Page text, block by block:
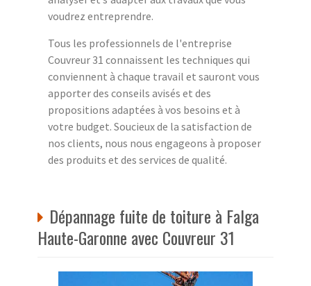
voudrez entreprendre.
Tous les professionnels de l'entreprise
Couvreur 31 connaissent les techniques qui
conviennent à chaque travail et sauront vous
apporter des conseils avisés et des
propositions adaptées à vos besoins et à
votre budget. Soucieux de la satisfaction de
nos clients, nous nous engageons à proposer
des produits et des services de qualité.
Dépannage fuite de toiture à Falga
Haute-Garonne avec Couvreur 31